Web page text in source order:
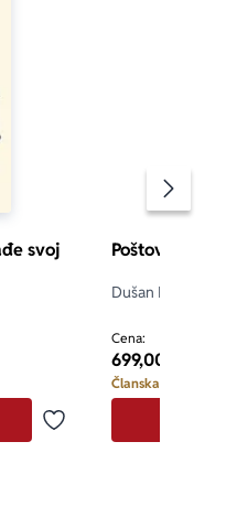
svoj
4.6 od 5
Dodaj u omiljene
Poštovana
Dušan Radović
Cena:
699,00
Članska cena i do: